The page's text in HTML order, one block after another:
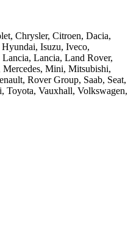
Chrysler, Citroen, Dacia,
Isuzu, Iveco,
Lancia, Land Rover,
Mercedes, Mini, Mitsubishi,
Rover Group, Saab, Seat,
Toyota, Vauxhall, Volkswagen,